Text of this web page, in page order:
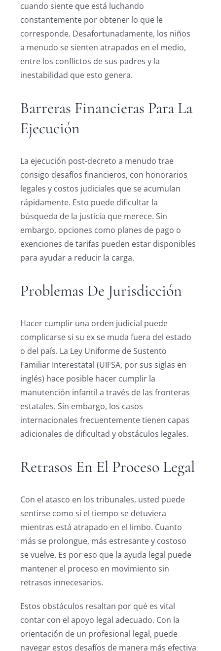
cuando siente que está luchando
constantemente por obtener lo que le
corresponde. Desafortunadamente, los niños
a menudo se sienten atrapados en el medio,
entre los conflictos de sus padres y la
inestabilidad que esto genera.
Barreras Financieras Para La
Ejecución
La ejecución post-decreto a menudo trae
consigo desafíos financieros, con honorarios
legales y costos judiciales que se acumulan
rápidamente. Esto puede dificultar la
búsqueda de la justicia que merece. Sin
embargo, opciones como planes de pago o
exenciones de tarifas pueden estar disponibles
para ayudar a reducir la carga.
Problemas De Jurisdicción
Hacer cumplir una orden judicial puede
complicarse si su ex se muda fuera del estado
o del país. La Ley Uniforme de Sustento
Familiar Interestatal (UIFSA, por sus siglas en
inglés) hace posible hacer cumplir la
manutención infantil a través de las fronteras
estatales. Sin embargo, los casos
internacionales frecuentemente tienen capas
adicionales de dificultad y obstáculos legales.
Retrasos En El Proceso Legal
Con el atasco en los tribunales, usted puede
sentirse como si el tiempo se detuviera
mientras está atrapado en el limbo. Cuanto
más se prolongue, más estresante y costoso
se vuelve. Es por eso que la ayuda legal puede
mantener el proceso en movimiento sin
retrasos innecesarios.
Estos obstáculos resaltan por qué es vital
contar con el apoyo legal adecuado. Con la
orientación de un profesional legal, puede
navegar estos desafíos de manera más efectiva